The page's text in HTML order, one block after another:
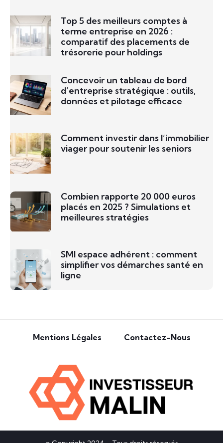
Top 5 des meilleurs comptes à
terme entreprise en 2026 :
comparatif des placements de
trésorerie pour holdings
Concevoir un tableau de bord
d’entreprise stratégique : outils,
données et pilotage efficace
Comment investir dans l’immobilier
viager pour soutenir les seniors
Combien rapporte 20 000 euros
placés en 2025 ? Simulations et
meilleures stratégies
SMI espace adhérent : comment
simplifier vos démarches santé en
ligne
Mentions Légales Contactez-Nous